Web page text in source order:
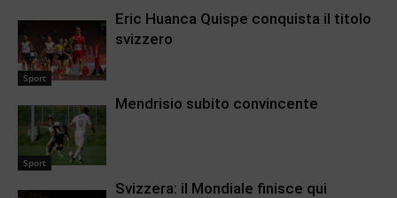
Sport
Eric Huanca Quispe conquista il titolo
svizzero
Sport
Mendrisio subito convincente
Svizzera: il Mondiale finisce qui